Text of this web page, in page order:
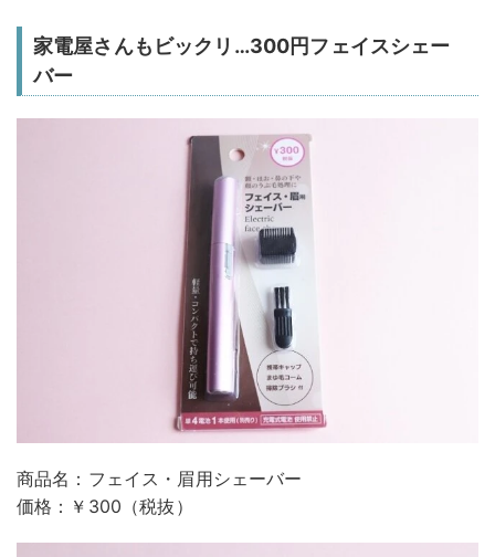
家電屋さんもビックリ…300円フェイスシェー
バー
商品名：フェイス・眉用シェーバー
価格：￥300（税抜）